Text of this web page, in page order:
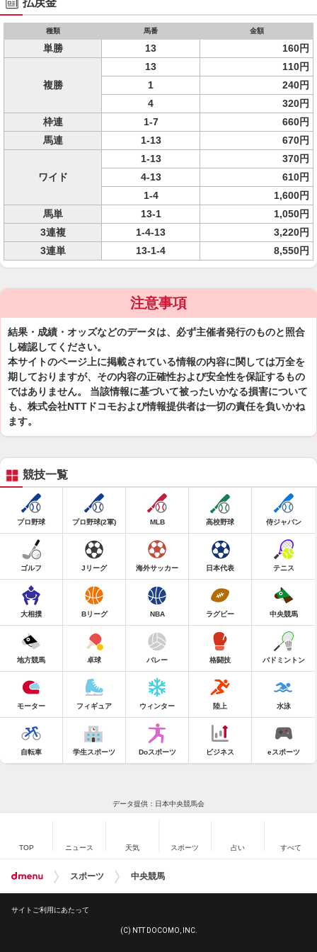
払戻金
種類 馬番 金額
単勝 13 160円
複勝
13
110円
1
240円
4
320円
枠連
1-7
660円
馬連
1-13 670円
ワイド
1-13
370円
4-13
610円
1-4
1,600円
馬単
13-1
1,050円
3連複
1-4-13
3,220円
3連単
13-1-4 8,550円
注意事項
結果・成績・オッズなどのデータは、必ず主催者発行のものと照合
し確認してください。
本サイトのページ上に掲載されている情報の内容に関しては万全を
期しておりますが、その内容の正確性および安全性を保証するもの
ではありません。 当該情報に基づいて被ったいかなる損害について
も、株式会社NTTドコモおよび情報提供者は一切の責任を負いかね
ます。
競技一覧
プロ野球 プロ野球(2軍) MLB 高校野球 侍ジャパン
ゴルフ Jリーグ 海外サッカー 日本代表 テニス
大相撲 Bリーグ NBA ラグビー 中央競馬
地方競馬 卓球 バレー 格闘技 バドミントン
モーター フィギュア ウィンター 陸上 水泳
自転車 学生スポーツ Doスポーツ ビジネス eスポーツ
データ提供：日本中央競馬会
TOP ニュース 天気 スポーツ 占い すべて
スポーツ 中央競馬
サイトご利用にあたって
(C) NTT DOCOMO, INC.